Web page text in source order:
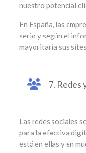
nuestro potencial
En España, las
serio y según el
mayoritaria sus
7. Redes
Las redes sociales
para la efectiva
está en ellas y en